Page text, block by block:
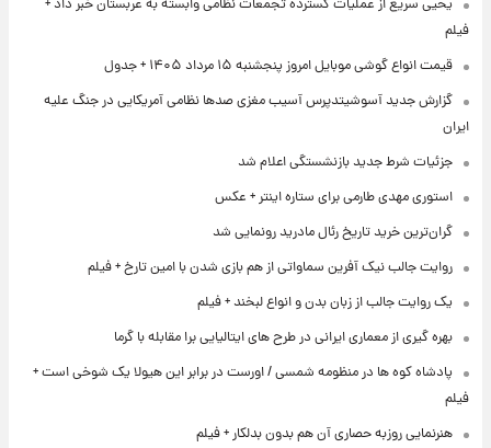
یحیی سریع از عملیات گسترده تجمعات نظامی وابسته به عربستان خبر داد +
فیلم
قیمت انواع گوشی موبایل امروز پنجشنبه ۱۵ مرداد ۱۴۰۵ + جدول
گزارش جدید آسوشیتدپرس آسیب مغزی صدها نظامی آمریکایی در جنگ علیه
ایران
جزئیات شرط جدید بازنشستگی اعلام شد
استوری مهدی طارمی برای ستاره اینتر + عکس
گران‌ترین خرید تاریخ رئال مادرید رونمایی شد
روایت جالب نیک آفرین سماواتی از هم بازی شدن با امین تارخ + فیلم
یک روایت جالب از زبان بدن و انواع لبخند + فیلم
بهره گیری از معماری ایرانی در طرح های ایتالیایی برا مقابله با گرما
پادشاه کوه ها در منظومه شمسی / اورست در برابر این هیولا یک شوخی است +
فیلم
هنرنمایی روزبه حصاری آن هم بدون بدلکار + فیلم